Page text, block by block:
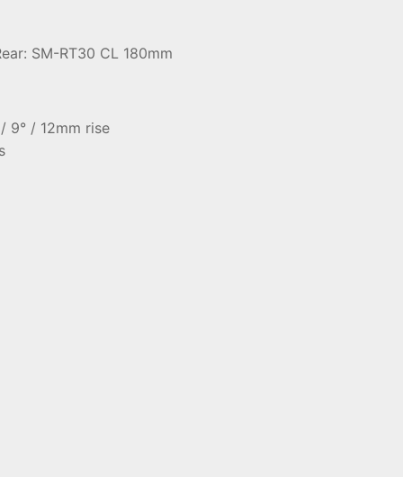
SM-RT30 CL 180mm
9° / 12mm rise